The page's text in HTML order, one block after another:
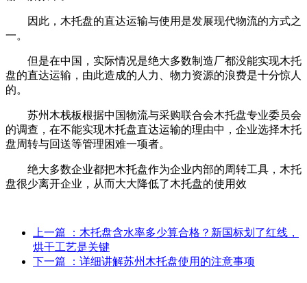
因此，木托盘的直达运输与使用是发展现代物流的方式之
一。
但是在中国，实际情况是绝大多数制造厂都没能实现木托
盘的直达运输，由此造成的人力、物力资源的浪费是十分惊人
的。
苏州木栈板根据中国物流与采购联合会木托盘专业委员会
的调查，在不能实现木托盘直达运输的理由中，企业选择木托
盘周转与回送等管理困难一项者。
绝大多数企业都把木托盘作为企业内部的周转工具，木托
盘很少离开企业，从而大大降低了木托盘的使用效
上一篇
：木托盘含水率多少算合格？新国标划了红线，
烘干工艺是关键
下一篇
：详细讲解苏州木托盘使用的注意事项